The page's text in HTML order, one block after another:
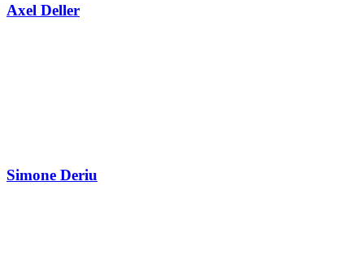
Axel Deller
Simone Deriu